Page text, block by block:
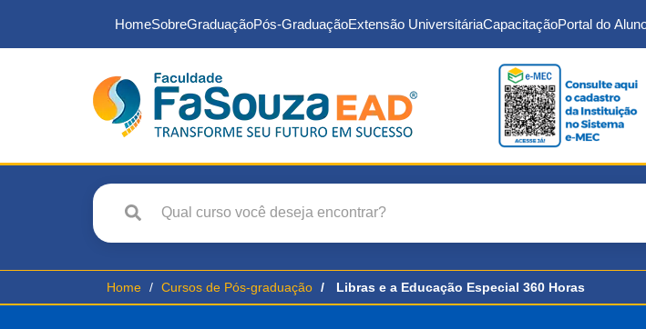
HomeSobreGraduaçãoPós-GraduaçãoExtensão UniversitáriaCapacitaçãoPortal do
Home Cursos de Pós-graduação Libras e a Educação Especial 360 Horas